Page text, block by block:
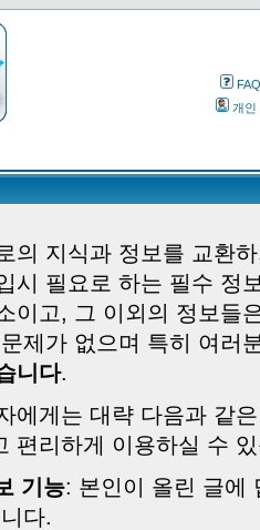
FAQ
개인
의 지식과 정보를 교환
시 필요로 하는 필수 정
이고, 그 이외의 정보들
제가 없으며 특히 여러
니다.
에게는 대략 다음과 같
편리하게 이용하실 수
기능: 본인이 올린 글에
다.